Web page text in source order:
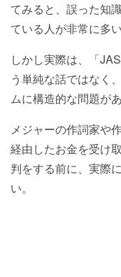
てみると、誤った知
ている人が非常に多
しかし実際は、「
う単純な話ではなく
ムに構造的な問題が
メジャーの作詞家や
経由したお金を受け
判をする前に、実際
い。